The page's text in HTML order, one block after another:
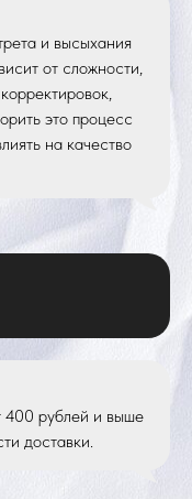
и высыхания
от сложности,
это процесс
на качество
400 рублей и выше
доставки.